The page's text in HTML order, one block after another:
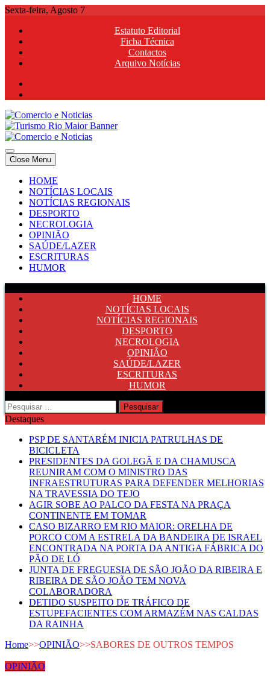
Skip
content
Sexta-feira, Agosto 7
Estatuto Editorial
Ficha Técnica
Contactos
Arquivo Notícias
Comercio e Noticias
Notícias e Publicidade Online
Comercio e Noticias
Notícias e Publicidade Online
Close Menu
HOME
NOTÍCIAS LOCAIS
NOTÍCIAS REGIONAIS
DESPORTO
NECROLOGIA
OPINIÃO
SAÚDE/LAZER
ESCRITURAS
HUMOR
HOME
NOTÍCIAS LOCAIS
NOTÍCIAS REGIONAIS
DESPORTO
NECROLOGIA
OPINIÃO
SAÚDE/LAZER
ESCRITURAS
HUMOR
Pesquisar
por:
Destaques
PSP DE SANTARÉM INICIA PATRULHAS DE
BICICLETA
PRESIDENTES DA GOLEGÃ E DA CHAMUSCA
REUNIRAM COM O MINISTRO DAS
INFRAESTRUTURAS PARA DEFENDER MELHORIAS
NA TRAVESSIA DO TEJO
AGIR SOBE AO PALCO DA FESTA NA PRAÇA
CONTINENTE EM TOMAR
CASO BIZARRO EM RIO MAIOR: ORELHA DE
PORCO COM A ESTRELA DA BANDEIRA DE ISRAEL
ENCONTRADA NA PORTA DA ANTIGA FÁBRICA DO
PÃO DE LÓ
JUNTA DE FREGUESIA DE SÃO JOÃO DA RIBEIRA E
RIBEIRA DE SÃO JOÃO TEM NOVA
COLABORADORA
DETIDO SUSPEITO DE TRÁFICO DE
ESTUPEFACIENTES COM ARMAZÉM NAS CALDAS
DA RAINHA
Home>>OPINIÃO>>SABORES DE OUTROS TEMPOS
OPINIÃO